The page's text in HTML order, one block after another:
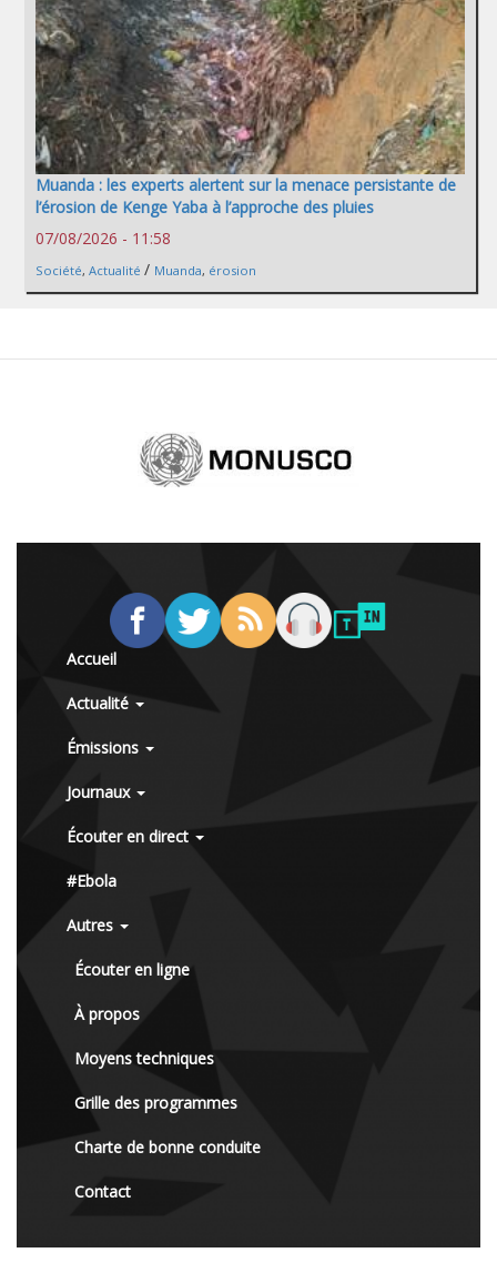
Muanda : les experts alertent sur la menace persistante de
l’érosion de Kenge Yaba à l’approche des pluies
07/08/2026 - 11:58
Société, Actualité / Muanda, érosion
Accueil
Actualité
Émissions
Journaux
Écouter en direct
#Ebola
Autres
Écouter en ligne
À propos
Moyens techniques
Grille des programmes
Charte de bonne conduite
Contact